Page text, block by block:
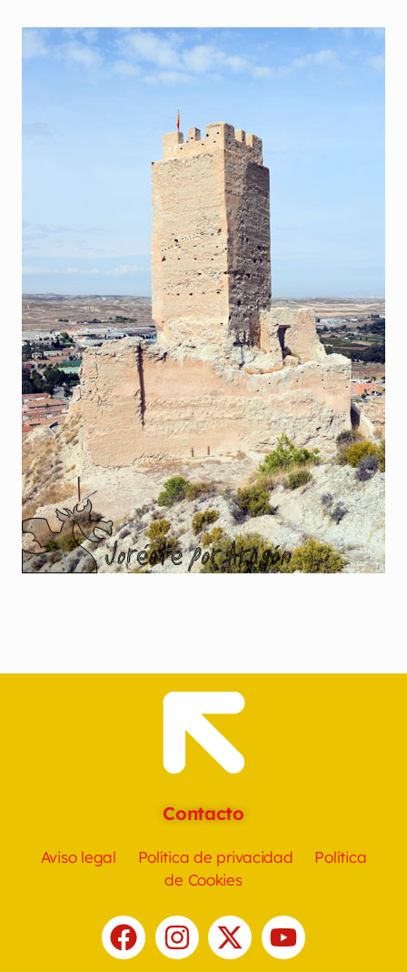
Contacto
Aviso legal Política de privacidad
Política
de Cookies